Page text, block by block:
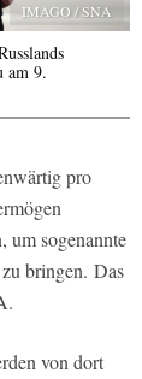
IMAGO / SNA
am 9.
pro
um sogenannte
bringen. Das
von dort